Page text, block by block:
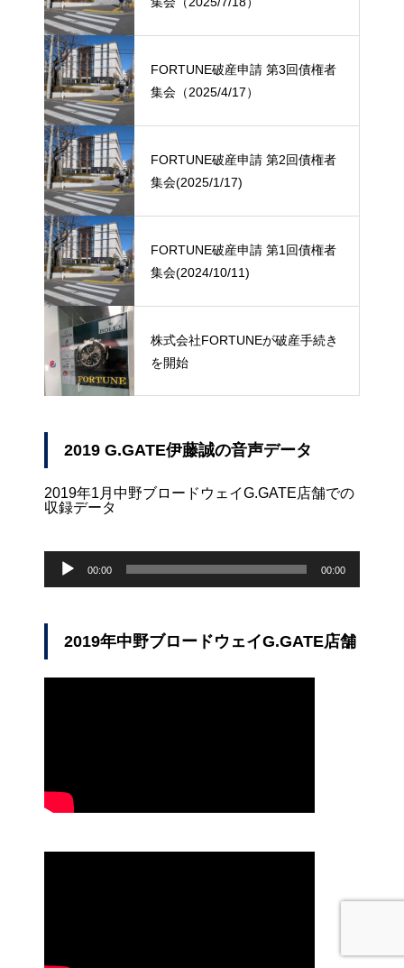
FORTUNE破産申請 第3回債権者
集会（2025/4/17）
FORTUNE破産申請 第2回債権者
集会(2025/1/17)
FORTUNE破産申請 第1回債権者
集会(2024/10/11)
株式会社FORTUNEが破産手続き
を開始
2019 G.GATE伊藤誠の音声データ
2019年1月中野ブロードウェイG.GATE店舗での
収録データ
プ
00:00 00:00
2019年中野ブロードウェイG.GATE店舗